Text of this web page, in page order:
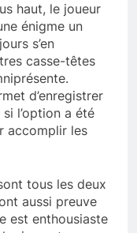
haut, le joueur
énigme un
s’en
casse-têtes
d’enregistrer
l’option a été
accomplir les
tous les deux
aussi preuve
est enthousiaste